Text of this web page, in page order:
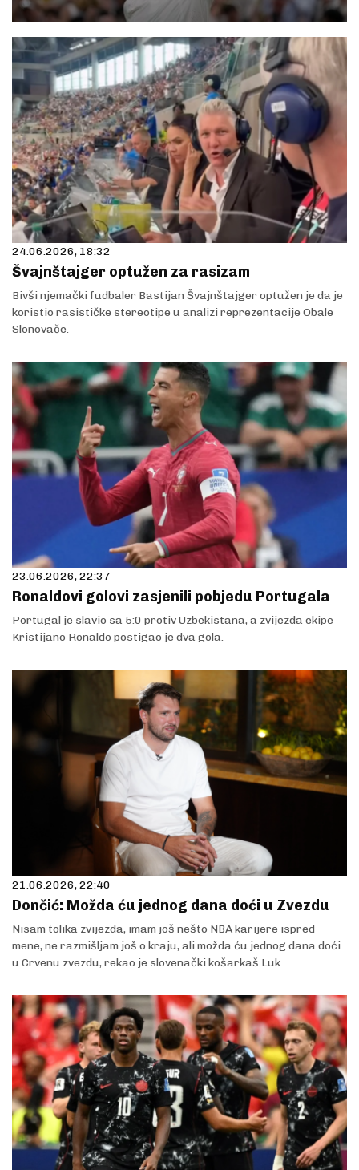
24.06.2026, 18:32
Švajnštajger optužen za rasizam
Bivši njemački fudbaler Bastijan Švajnštajger optužen je da je
koristio rasističke stereotipe u analizi reprezentacije Obale
Slonovače.
23.06.2026, 22:37
Ronaldovi golovi zasjenili pobjedu Portugala
Portugal je slavio sa 5:0 protiv Uzbekistana, a zvijezda ekipe
Kristijano Ronaldo postigao je dva gola.
21.06.2026, 22:40
Dončić: Možda ću jednog dana doći u Zvezdu
Nisam tolika zvijezda, imam još nešto NBA karijere ispred
mene, ne razmišljam još o kraju, ali možda ću jednog dana doći
u Crvenu zvezdu, rekao je slovenački košarkaš Luk...